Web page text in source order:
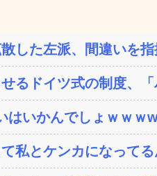
した左派、間違いを
るドイツ式の制度、
はいかんでしょｗｗｗ
私とケンカになってる